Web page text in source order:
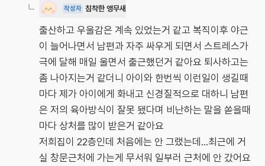
작성자 침착한 앵무새
출산하고 우울감은 계속 있었는거 같고 복직이후 야근
이 늘어나면서 남편과 자주 싸우게 되면서 스트레스가
극에 달해 매일 울면서 출근했던거 같아요 퇴사하고는
좀 나아지는거 같더니 아이와 한번씩 이런일이 생길때
마다 제가 아이에게 화내고 신경질적으로 대하니 남편
은 저의 육아방식이 잘못 됐다며 비난하는 말을 쏟을때
마다 상처를 많이 받은거 같아요
저희집이 22층인데 처음에는 안 그랬는데...최근에 거
실 창문근처에 가는게 무서워 일부러 근처에 안 갔어요